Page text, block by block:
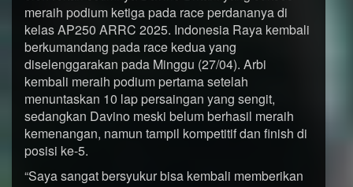
meraih podium ketiga pada race perdananya di
kelas AP250 ARRC 2025. Indonesia Raya kembali
berkumandang pada race kedua yang
diselenggarakan pada Minggu (27/04). Arbi
kembali meraih podium pertama setelah
menuntaskan 10 lap persaingan yang sengit,
sedangkan Davino meski belum berhasil meraih
kemenangan, namun tampil kompetitif dan finish di
posisi ke-5.
“Saya sangat bersyukur bisa kembali memberikan